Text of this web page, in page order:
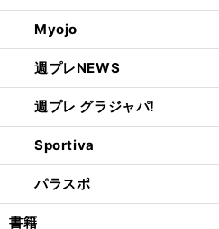
Myojo
週プレNEWS
週プレ グラジャパ!
Sportiva
パラスポ
書籍